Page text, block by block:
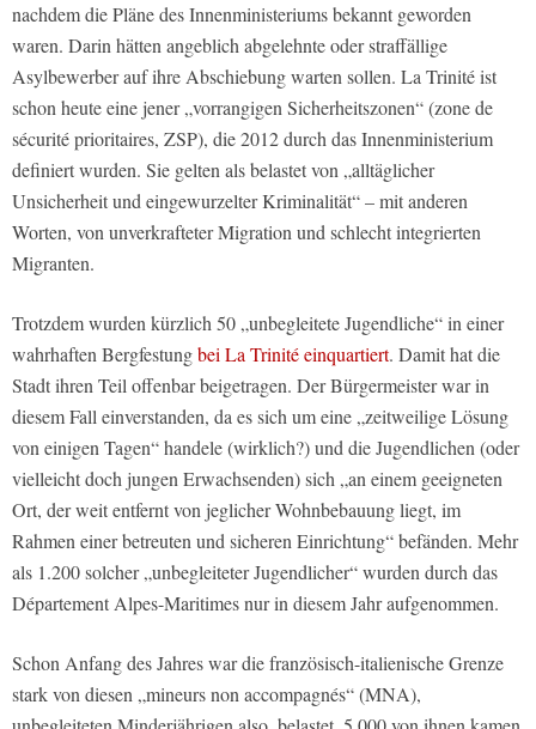
nachdem die Pläne des Innenministeriums bekannt geworden
waren. Darin hätten angeblich abgelehnte oder straffällige
Asylbewerber auf ihre Abschiebung warten sollen. La Trinité ist
schon heute eine jener „vorrangigen Sicherheitszonen“ (zone de
sécurité prioritaires, ZSP), die 2012 durch das Innenministerium
definiert wurden. Sie gelten als belastet von „alltäglicher
Unsicherheit und eingewurzelter Kriminalität“ – mit anderen
Worten, von unverkrafteter Migration und schlecht integrierten
Migranten.
Trotzdem wurden kürzlich 50 „unbegleitete Jugendliche“ in einer
wahrhaften Bergfestungbei La Trinité einquartiert. Damit hat die
Stadt ihren Teil offenbar beigetragen. Der Bürgermeister war in
diesem Fall einverstanden, da es sich um eine „zeitweilige Lösung
von einigen Tagen“ handele (wirklich?) und die Jugendlichen (oder
vielleicht doch jungen Erwachsenden) sich „an einem geeigneten
Ort, der weit entfernt von jeglicher Wohnbebauung liegt, im
Rahmen einer betreuten und sicheren Einrichtung“ befänden. Mehr
als 1.200 solcher „unbegleiteter Jugendlicher“ wurden durch das
Département Alpes-Maritimes nur in diesem Jahr aufgenommen.
Schon Anfang des Jahres war die französisch-italienische Grenze
stark von diesen „mineurs non accompagnés“ (MNA),